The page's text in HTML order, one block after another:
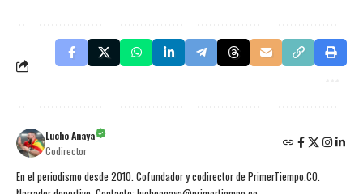
Lucho Anaya
Codirector
En el periodismo desde 2010. Cofundador y codirector de PrimerTiempo.CO.